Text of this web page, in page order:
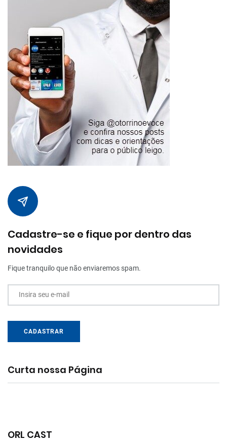
Cadastre-se e fique por dentro das
novidades
Fique tranquilo que não enviaremos spam.
Insira seu e-mail
CADASTRAR
Curta nossa Página
ORL CAST